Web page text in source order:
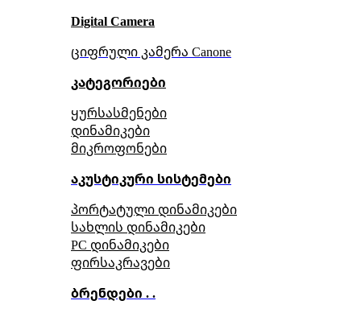
Digital Camera
ციფრული კამერა Сanone
კატეგორიები
ყურსასმენები
დინამიკები
მიკროფონები
აკუსტიკური სისტემები
პორტატული დინამიკები
სახლის დინამიკები
PC დინამიკები
ფირსაკრავები
ბრენდები . .